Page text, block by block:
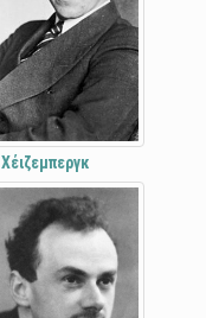
Χέιζεμπεργκ